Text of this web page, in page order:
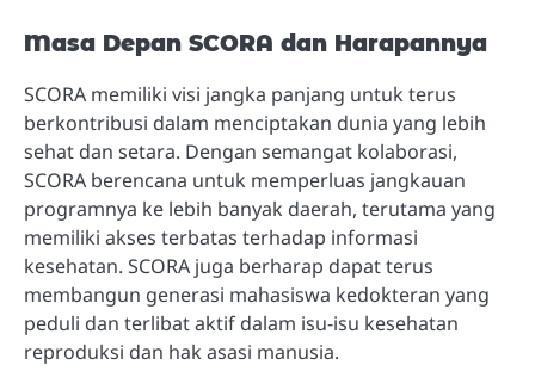
Masa Depan SCORA dan Harapannya
SCORA memiliki visi jangka panjang untuk terus
berkontribusi dalam menciptakan dunia yang lebih
sehat dan setara. Dengan semangat kolaborasi,
SCORA berencana untuk memperluas jangkauan
programnya ke lebih banyak daerah, terutama yang
memiliki akses terbatas terhadap informasi
kesehatan. SCORA juga berharap dapat terus
membangun generasi mahasiswa kedokteran yang
peduli dan terlibat aktif dalam isu-isu kesehatan
reproduksi dan hak asasi manusia.